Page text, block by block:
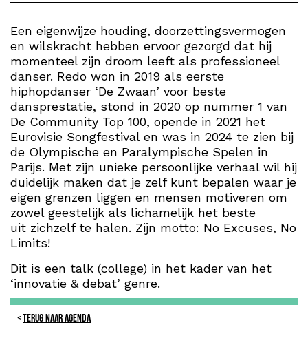
Een eigenwijze houding, doorzettingsvermogen
en wilskracht hebben ervoor gezorgd dat hij
momenteel zijn droom leeft als professioneel
danser. Redo won in 2019 als eerste
hiphopdanser ‘De Zwaan’ voor beste
dansprestatie, stond in 2020 op nummer 1 van
De Community Top 100, opende in 2021 het
Eurovisie Songfestival en was in 2024 te zien bij
de Olympische en Paralympische Spelen in
Parijs. Met zijn unieke persoonlijke verhaal wil hij
duidelijk maken dat je zelf kunt bepalen waar je
eigen grenzen liggen en mensen motiveren om
zowel geestelijk als lichamelijk het beste
uit zichzelf te halen. Zijn motto: No Excuses, No
Limits!
Dit is een talk (college) in het kader van het
‘innovatie & debat’ genre.
TERUG NAAR AGENDA